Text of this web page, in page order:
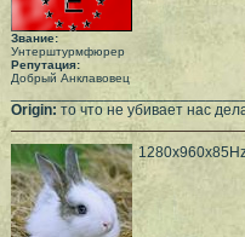
Звание:
Унтерштурмфюрер
Репутация:
Добрый Анклавовец
Origin: то что не убивает нас